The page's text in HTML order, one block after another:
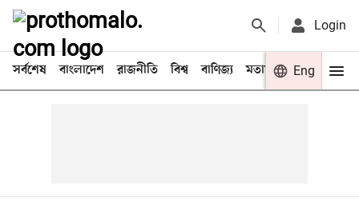
Login
সর্বশেষ বাংলাদেশ রাজনীতি বিশ্ব বাণিজ্য মতামত খেলা
Eng